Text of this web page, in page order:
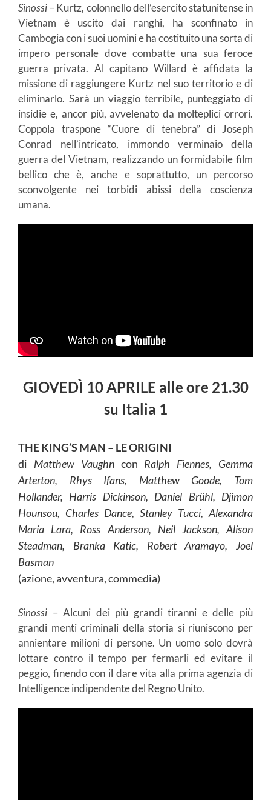
Sinossi– Kurtz, colonnello dell’esercito statunitense in
Vietnam è uscito dai ranghi, ha sconfinato in
Cambogia con i suoi uomini e ha costituito una sorta di
impero personale dove combatte una sua feroce
guerra privata. Al capitano Willard è affidata la
missione di raggiungere Kurtz nel suo territorio e di
eliminarlo. Sarà un viaggio terribile, punteggiato di
insidie e, ancor più, avvelenato da molteplici orrori.
Coppola traspone “Cuore di tenebra” di Joseph
Conrad nell’intricato, immondo verminaio della
guerra del Vietnam, realizzando un formidabile film
bellico che è, anche e soprattutto, un percorso
sconvolgente nei torbidi abissi della coscienza
umana.
GIOVEDÌ 10 APRILE alle ore 21.30
su Italia 1
THE KING’S MAN – LE ORIGINI
di Matthew Vaughn con Ralph Fiennes, Gemma
Arterton, Rhys Ifans, Matthew Goode, Tom
Hollander, Harris Dickinson, Daniel Brühl, Djimon
Hounsou, Charles Dance, Stanley Tucci, Alexandra
Maria Lara, Ross Anderson, Neil Jackson, Alison
Steadman, Branka Katic, Robert Aramayo, Joel
Basman
(azione, avventura, commedia)
Sinossi – Alcuni dei più grandi tiranni e delle più
grandi menti criminali della storia si riuniscono per
annientare milioni di persone. Un uomo solo dovrà
lottare contro il tempo per fermarli ed evitare il
peggio, finendo con il dare vita alla prima agenzia di
Intelligence indipendente del Regno Unito.